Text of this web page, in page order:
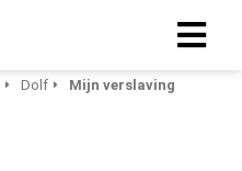
Dolf Mijn verslaving